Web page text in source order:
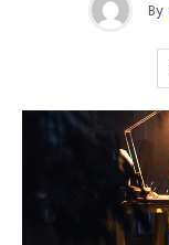
By